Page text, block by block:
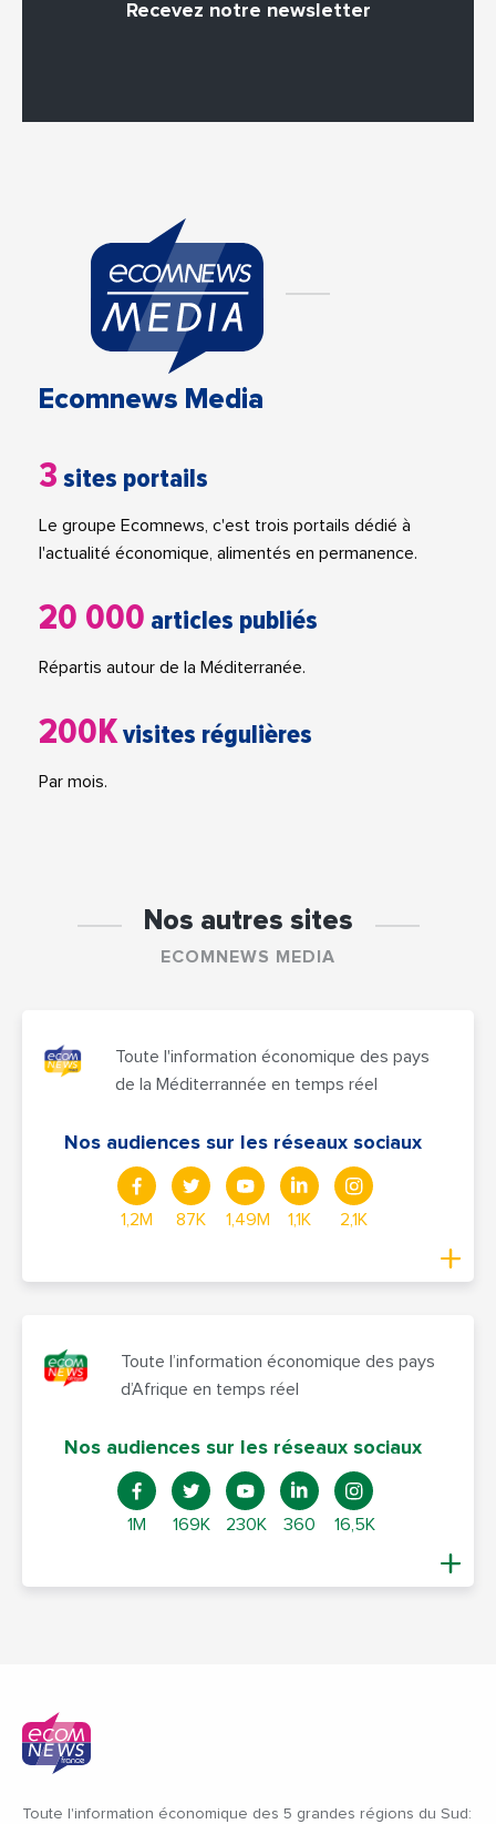
Recevez notre newsletter
Ecomnews Media
3 sites portails
Le groupe Ecomnews, c'est trois portails dédié à
l'actualité économique, alimentés en permanence.
20 000 articles publiés
Répartis autour de la Méditerranée.
200Kvisites régulières
Par mois.
Nos autres sites
ECOMNEWS MEDIA
Toute l'information économique des pays
de la Méditerrannée en temps réel
Nos audiences sur les réseaux sociaux
1,2M 87K 1,49M 1,1K 2,1K
Toute l’information économique des pays
d’Afrique en temps réel
Nos audiences sur les réseaux sociaux
1M 169K 230K 360 16,5K
Toute l'information économique des 5 grandes régions du Sud: